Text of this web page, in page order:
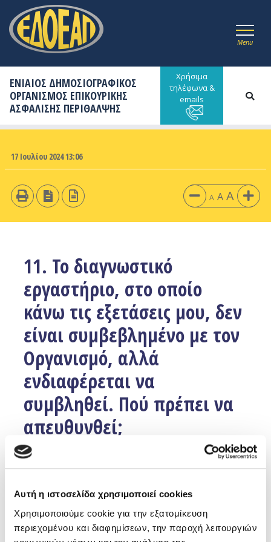
Αυτή η ιστοσελίδα χρησιμοποιεί cookies
Χρησιμοποιούμε cookie για την εξατομίκευση
περιεχομένου και διαφημίσεων, την παροχή λειτουργιών
Menu
ΕΝΙΑΙΟΣ ΔΗΜΟΣΙΟΓΡΑΦΙΚΟΣ
ΟΡΓΑΝΙΣΜΟΣ ΕΠΙΚΟΥΡΙΚΗΣ
ΑΣΦΑΛΙΣΗΣ ΠΕΡΙΘΑΛΨΗΣ
Χρήσιμα
τηλέφωνα &
emails
17 Ιουλίου 2024 13:06
A A A
11. Το διαγνωστικό
εργαστήριο, στο οποίο
κάνω τις εξετάσεις μου, δεν
είναι συμβεβλημένο με τον
Οργανισμό, αλλά
ενδιαφέρεται να
συμβληθεί. Πού πρέπει να
απευθυνθεί;
Facebook
Twitter
Email
Μπορεί να εκδηλώσει το ενδιαφέρον του να
συμβληθεί, αποστέλλοντας e-mail στοinfo@edoeap.gr
ώστε να ενημερωθεί σχετικά, από τις αντίστοιχες